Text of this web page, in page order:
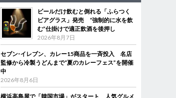
ビールだけ飲むと倒れる「ふらつく
ビアグラス」発売 “強制的に水を飲
む”仕掛けで適正飲酒を後押し
2026年8月7日
セブン‐イレブン、カレー15商品を一斉投入 名店
監修から冷製うどんまで“夏のカレーフェス”を開催
中
2026年8月6日
横浜高島屋で「韓国市場」がスタート 人気グルメ